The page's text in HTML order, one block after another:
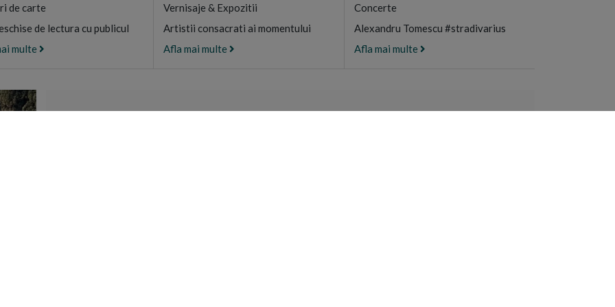
de carte
de lectura cu publicul
multe
Vernisaje & Expozitii
Artistii consacrati ai momentului
Afla mai multe
Concerte
Alexandru Tomescu #stradivarius
Afla mai multe
CAMARA SFANTULUI MUNTE